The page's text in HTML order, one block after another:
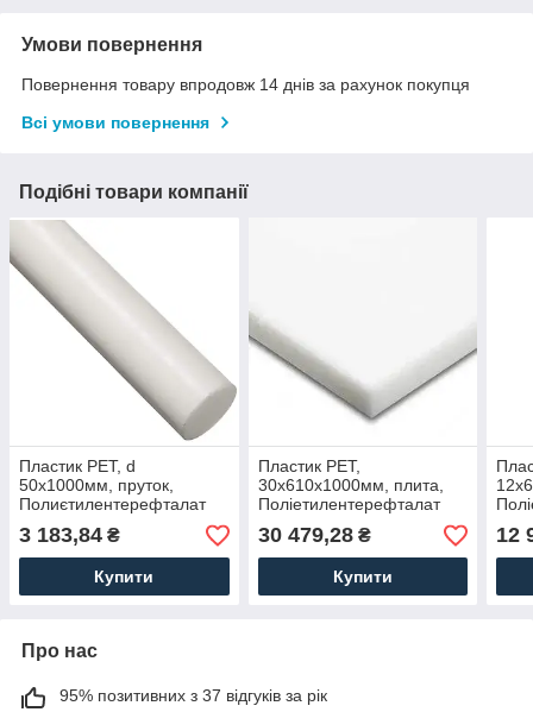
Умови повернення
Повернення товару впродовж 14 днів за рахунок покупця
Всі умови повернення
Подібні товари компанії
Пластик PET, d
50х1000мм, пруток,
Полиєтилентерефталат
(Лавсан)
3 183,84 ₴
Купити
Пластик PET,
30х610х1000мм, плита,
Поліетилентерефталат
(Лавсан)
30 479,28₴
Купити
12
Про нас
95% позитивних з 37 відгуків за рік